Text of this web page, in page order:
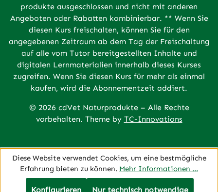
produkte ausgeschlossen und nicht mit anderen
Angeboten oder Rabatten kombinierbar. ** Wenn Sie
diesen Kurs freischalten, können Sie für den
angegebenen Zeitraum ab dem Tag der Freischaltung
auf alle vom Tutor bereitgestellten Inhalte und
digitalen Lernmaterialien innerhalb dieses Kurses
zugreifen. Wenn Sie diesen Kurs für mehr als einmal
kaufen, wird die Abonnementzeit addiert.
© 2026 cdVet Naturprodukte – Alle Rechte
vorbehalten. Theme by TC-Innovations
Diese Website verwendet Cookies, um eine bestmögliche
Erfahrung bieten zu können. Mehr Informationen ...
Nur technisch notwendige
Konfigurieren